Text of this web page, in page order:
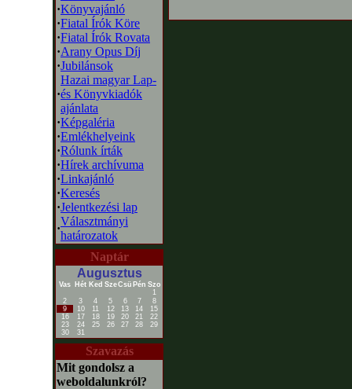
·Könyvajánló
·Fiatal Írók Köre
·Fiatal Írók Rovata
·Arany Opus Díj
·Jubilánsok
·
Hazai magyar Lap-
és Könyvkiadók
ajánlata
·Képgaléria
·Emlékhelyeink
·Rólunk írták
·Hírek archívuma
·Linkajánló
·Keresés
·Jelentkezési lap
·
Választmányi
határozatok
Naptár
Augusztus
Vas Hét Ked SzeCsü Pén Szo
1
2
3 4 5 6 7
8
9
10 11 12 13 14
15
16
17 18 19 20 21
22
23
24 25 26 27 28
29
30
31
Szavazás
Mit gondolsz a
weboldalunkról?